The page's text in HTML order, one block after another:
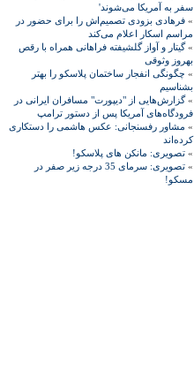
سفر به آمریکا می‌شوند'
» فرهادی بزودی تصمیم‌اش را برای حضور در
مراسم اسکار اعلام می‌کند
»گیتار و آواز گلشیفته فراهانی همراه با رقص
بهروز وثوقی
» چگونگی انفجار ساختمان پلاسکو را بهتر
بشناسیم
»گزارش‌هایی از "دیپورت" مسافران ایرانی در
فرودگاه‌های آمریکا پس از دستور ترامپ
» مشاور رفسنجانی: عکس هاشمی را دستکاری
کرده‌اند
» تصویری: مانکن های پلاسکو!
»
تصویری: سرمای 35 درجه زیر صفر در
مسکو!